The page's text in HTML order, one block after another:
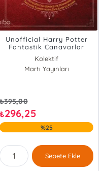
Unofficial Harry Potter
Fantastik Canavarlar
Rehberi
Kolektif
Martı Yayınları
₺395,00
₺296,25
%25
Sepete Ekle